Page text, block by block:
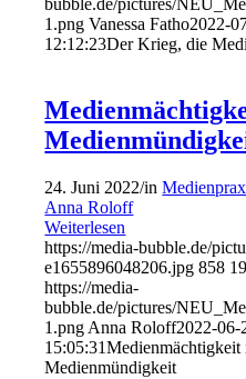
1.png Vanessa Fatho2022-
12:12:23Der Krieg, die
24. Juni 2022/in
Anna Roloff
Weiterlesen
https://media-bubble.de/
e1655896048206.jpg 858
https://media-
bubble.de/pictures/
1.png Anna Roloff2022-06-
15:05:31Medienmächtigkeit
Medienmündigkeit